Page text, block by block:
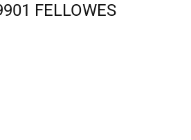
FELLOWES